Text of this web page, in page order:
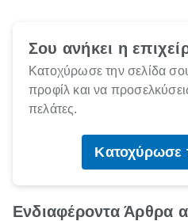
Σου ανήκει η
Κατοχύρωσε την σελίδα
προφίλ και να
πελάτες.
Κατοχύρωσε
Ενδιαφέροντα Άρθρα